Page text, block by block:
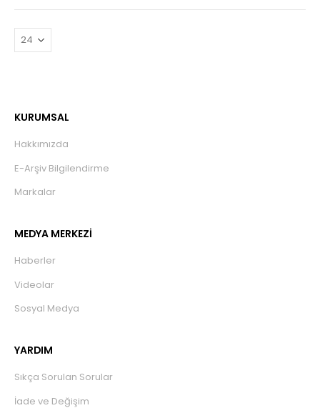
KURUMSAL
Hakkımızda
E-Arşiv Bilgilendirme
Markalar
MEDYA MERKEZİ
Haberler
Videolar
Sosyal Medya
YARDIM
Sıkça Sorulan Sorular
İade ve Değişim